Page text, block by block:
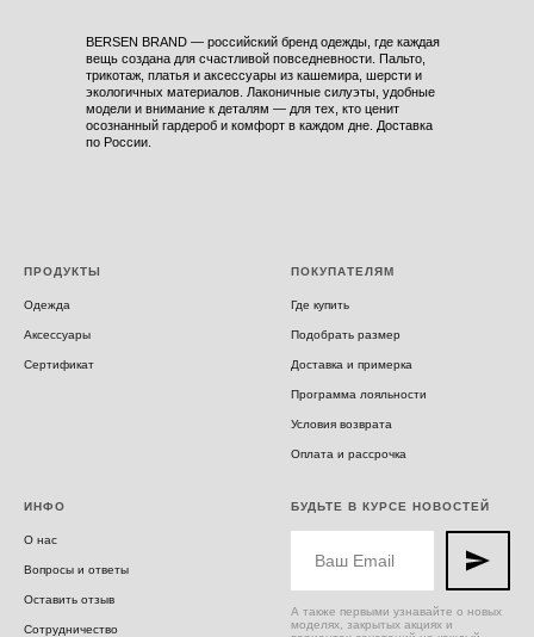
BERSEN BRAND — российский бренд одежды, где каждая
вещь создана для счастливой повседневности. Пальто,
трикотаж, платья и аксессуары из кашемира, шерсти и
экологичных материалов. Лаконичные силуэты, удобные
модели и внимание к деталям — для тех, кто ценит
осознанный гардероб и комфорт в каждом дне. Доставка
по России.
ПРОДУКТЫ
Одежда
Аксессуары
Сертификат
ПОКУПАТЕЛЯМ
Где купить
Подобрать размер
Доставка и примерка
Программа лояльности
Условия возврата
Оплата и рассрочка
ИНФО
О нас
Вопросы и ответы
Оставить отзыв
Сотрудничество
БУДЬТЕ В КУРСЕ НОВОСТЕЙ
А также первыми узнавайте о новых
моделях, закрытых акциях и